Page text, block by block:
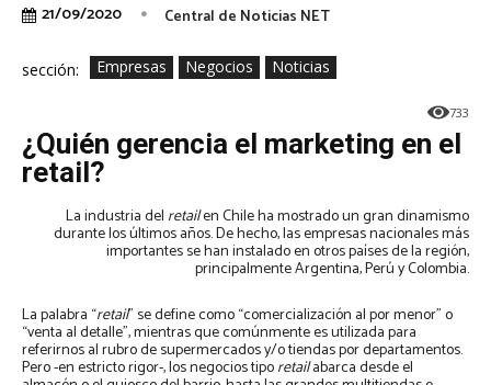
21/09/2020 Central de Noticias NET
sección: Empresas Negocios Noticias
733
¿Quién gerencia el marketing en el
retail?
La industria del retailen Chile ha mostrado un gran dinamismo
durante los últimos años. De hecho, las empresas nacionales más
importantes se han instalado en otros países de la región,
principalmente Argentina, Perú y Colombia.
La palabra “retail” se define como “comercialización al por menor” o
“venta al detalle”, mientras que comúnmente es utilizada para
referirnos al rubro de supermercados y/o tiendas por departamentos.
Pero -en estricto rigor-, los negocios tiporetailabarca desde el